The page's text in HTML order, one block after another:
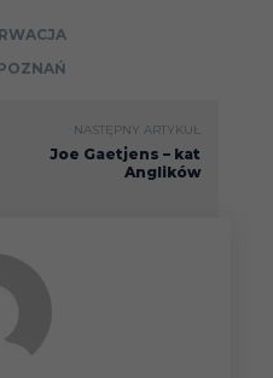
NASTĘPNY ARTYKUŁ
Joe Gaetjens – kat
Anglików